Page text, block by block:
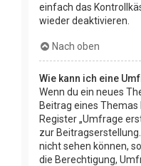
einfach das
wieder deaktivieren.
Nach oben
Wie kann ich eine
Wenn du ein neues
Beitrag eines
Register „Umfrage
zur
nicht sehen können,
die Berechtigung,